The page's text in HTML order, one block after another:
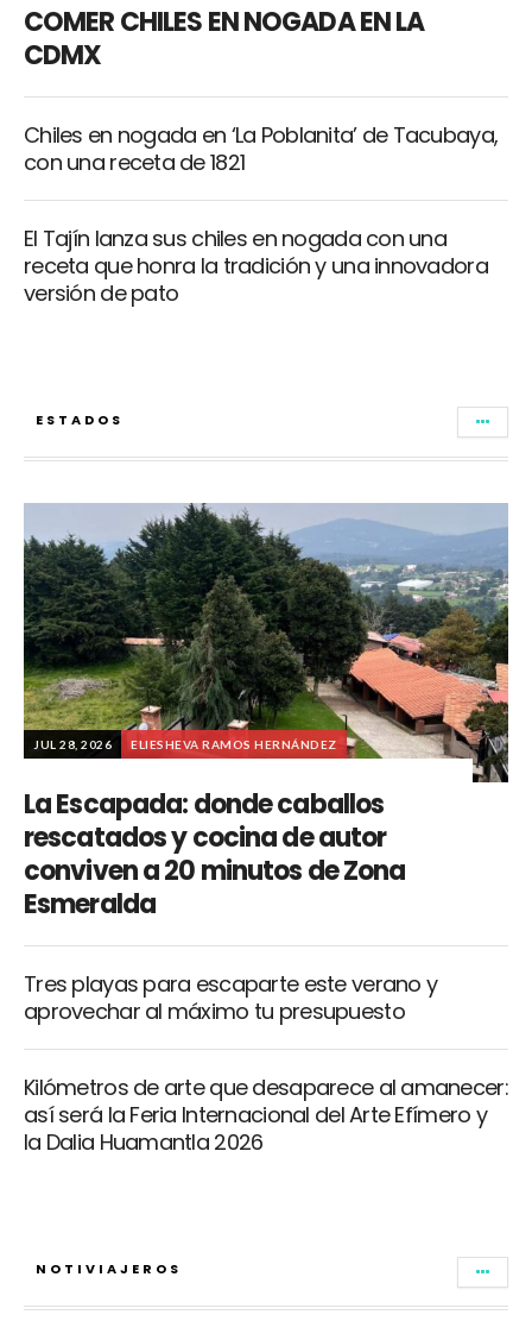
COMER CHILES EN NOGADA EN LA
CDMX
Chiles en nogada en ‘La Poblanita’ de Tacubaya,
con una receta de 1821
El Tajín lanza sus chiles en nogada con una
receta que honra la tradición y una innovadora
versión de pato
ESTADOS
JUL 28, 2026 ELIESHEVA RAMOS HERNÁNDEZ
La Escapada: donde caballos
rescatados y cocina de autor
conviven a 20 minutos de Zona
Esmeralda
Tres playas para escaparte este verano y
aprovechar al máximo tu presupuesto
Kilómetros de arte que desaparece al amanecer:
así será la Feria Internacional del Arte Efímero y
la Dalia Huamantla 2026
NOTIVIAJEROS